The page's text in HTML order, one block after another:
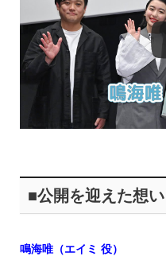
■公開を迎えた想い
鳴海唯（エイミ 役）